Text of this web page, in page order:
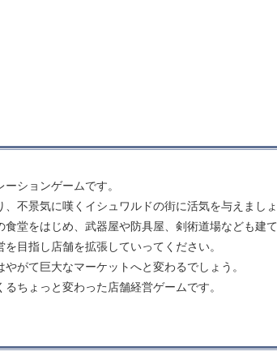
ションゲームです。
不景気に嘆くイシュワルドの街に活気を与えましょ
堂をはじめ、武器屋や防具屋、剣術道場なども建て
目指し店舗を拡張していってください。
がて巨大なマーケットへと変わるでしょう。
ちょっと変わった店舗経営ゲームです。